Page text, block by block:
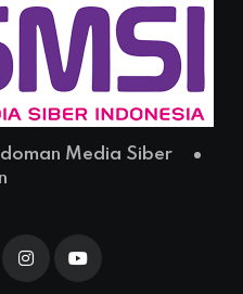
Media Siber